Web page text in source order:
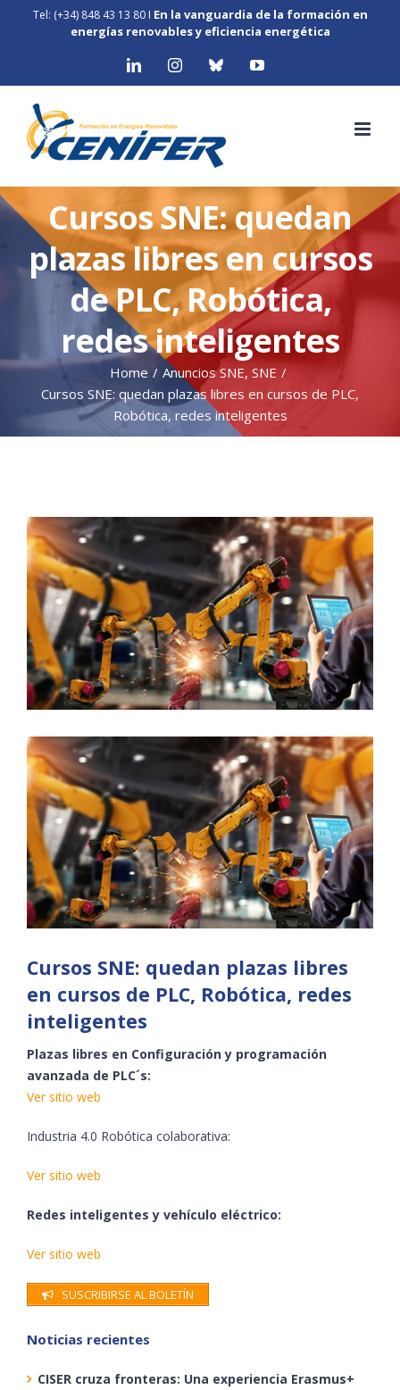
Tel: (+34) 848 43 13 80I En la vanguardia de la formación en
energías renovables y eficiencia energética
LinkedInInstagramBluesky YouTube
Cursos SNE: quedan
plazas libres en cursos
de PLC, Robótica,
redes inteligentes
Home / Anuncios SNE, SNE /
Cursos SNE: quedan plazas libres en cursos de PLC,
Robótica, redes inteligentes
View
Larger
Image
Cursos SNE: quedan plazas libres
en cursos de PLC, Robótica, redes
inteligentes
Plazas libres en Configuración y programación
avanzada de PLC´s:
Ver sitio web
Industria 4.0 Robótica colaborativa:
Ver sitio web
Redes inteligentes y vehículo eléctrico:
Ver sitio web
SUSCRIBIRSE AL BOLETÍN
Noticias recientes
CISER cruza fronteras: Una experiencia Erasmus+